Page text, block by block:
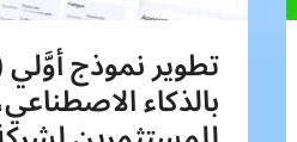
بالذكاء